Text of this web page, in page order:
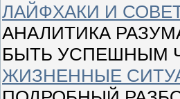
ЛАЙФХАКИ И
АНАЛИТИКА
БЫТЬ УСПЕШНЫМ
ЖИЗНЕННЫЕ